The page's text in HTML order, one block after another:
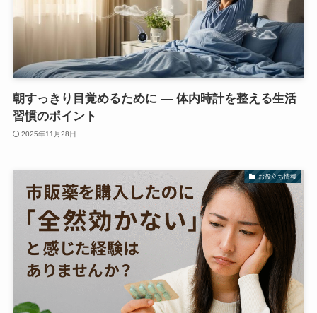
朝すっきり目覚めるために ― 体内時計を整える生活
習慣のポイント
2025年11月28日
お役立ち情報